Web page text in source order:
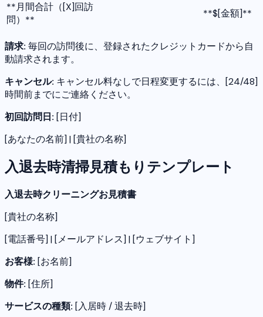
**月間合計（[X]回訪
問）**
**$[金額]**
請求: 毎回の訪問後に、登録されたクレジットカードから自
動請求されます。
キャンセル: キャンセル料なしで日程変更するには、[24/48]
時間前までにご連絡ください。
初回訪問日: [日付]
[あなたの名前] | [貴社の名称]
入退去時清掃見積もりテンプレート
入退去時クリーニングお見積書
[貴社の名称]
[電話番号] | [メールアドレス] | [ウェブサイト]
お客様: [お名前]
物件: [住所]
サービスの種類: [入居時 / 退去時]